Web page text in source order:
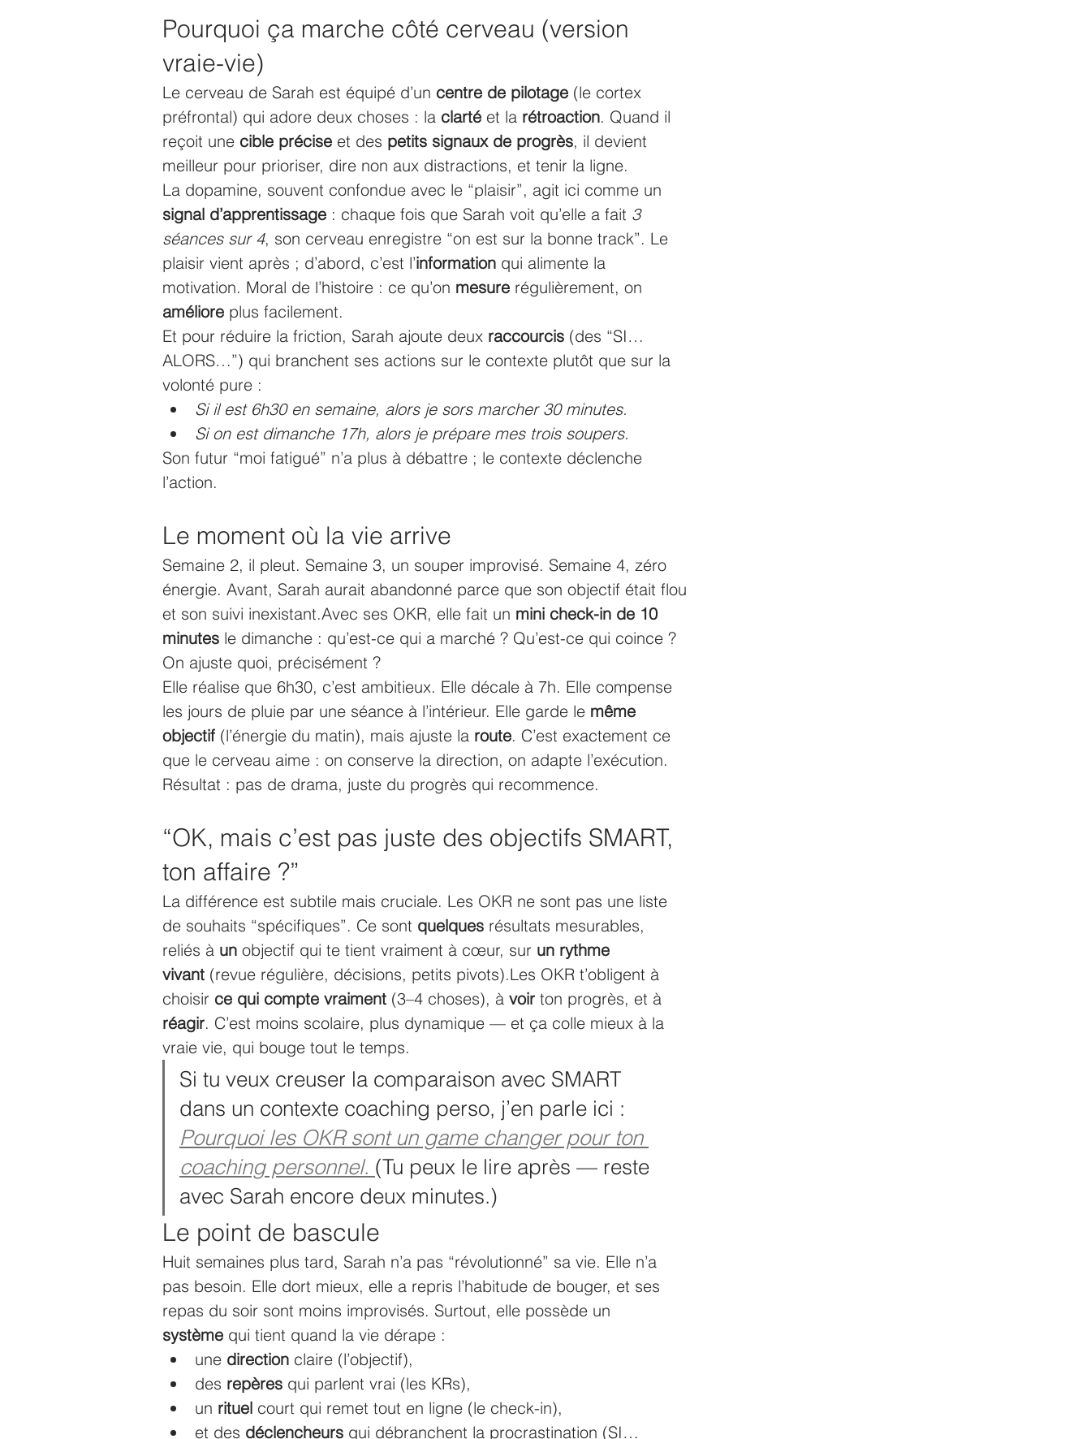
Pourquoi ça marche côté cerveau (version
vraie-vie)
Le cerveau de Sarah est équipé d’un centre de pilotage (le cortex
préfrontal) qui adore deux choses : la clarté et la rétroaction. Quand il
reçoit une cible précise et des petits signaux de progrès, il devient
meilleur pour prioriser, dire non aux distractions, et tenir la ligne.
La dopamine, souvent confondue avec le “plaisir”, agit ici comme un
signal d’apprentissage : chaque fois que Sarah voit qu’elle a fait 3
séances sur 4, son cerveau enregistre “on est sur la bonne track”. Le
plaisir vient après ; d’abord, c’est l’information qui alimente la
motivation. Moral de l’histoire : ce qu’on mesure régulièrement, on
améliore plus facilement.
Et pour réduire la friction, Sarah ajoute deux raccourcis (des “SI…
ALORS…”) qui branchent ses actions sur le contexte plutôt que sur la
volonté pure :
Si il est 6h30 en semaine, alors je sors marcher 30 minutes.
Si on est dimanche 17h, alors je prépare mes trois soupers.
Son futur “moi fatigué” n’a plus à débattre ; le contexte déclenche
l’action.
Le moment où la vie arrive
Semaine 2, il pleut. Semaine 3, un souper improvisé. Semaine 4, zéro
énergie. Avant, Sarah aurait abandonné parce que son objectif était flou
et son suivi inexistant.Avec ses OKR, elle fait un mini check-in de 10
minutes le dimanche : qu’est-ce qui a marché ? Qu’est-ce qui coince ?
On ajuste quoi, précisément ?
Elle réalise que 6h30, c’est ambitieux. Elle décale à 7h. Elle compense
les jours de pluie par une séance à l’intérieur. Elle garde le même
objectif (l’énergie du matin), mais ajuste la route. C’est exactement ce
que le cerveau aime : on conserve la direction, on adapte l’exécution.
Résultat : pas de drama, juste du progrès qui recommence.
“OK, mais c’est pas juste des objectifs SMART,
ton affaire ?”
La différence est subtile mais cruciale. Les OKR ne sont pas une liste
de souhaits “spécifiques”. Ce sont quelques résultats mesurables,
reliés à un objectif qui te tient vraiment à cœur, sur un rythme
vivant (revue régulière, décisions, petits pivots).Les OKR t’obligent à
choisir ce qui compte vraiment (3–4 choses), à voir ton progrès, et à
réagir. C’est moins scolaire, plus dynamique — et ça colle mieux à la
vraie vie, qui bouge tout le temps.
Si tu veux creuser la comparaison avec SMART
dans un contexte coaching perso, j’en parle ici :
Pourquoi les OKR sont un game changer pour ton
coaching personnel. (Tu peux le lire après — reste
avec Sarah encore deux minutes.)
Le point de bascule
Huit semaines plus tard, Sarah n’a pas “révolutionné” sa vie. Elle n’a
pas besoin. Elle dort mieux, elle a repris l’habitude de bouger, et ses
repas du soir sont moins improvisés. Surtout, elle possède un
système qui tient quand la vie dérape :
une direction claire (l’objectif),
des repères qui parlent vrai (les KRs),
un rituel court qui remet tout en ligne (le check-in),
et des déclencheurs qui débranchent la procrastination (SI…